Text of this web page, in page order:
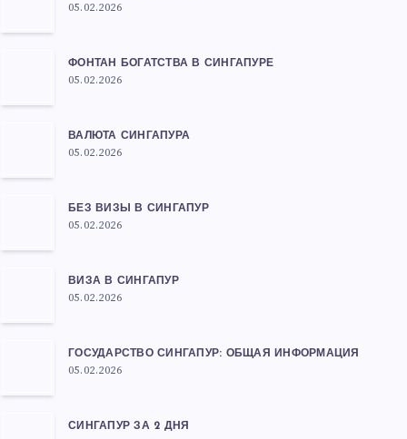
05.02.2026
ФОНТАН БОГАТСТВА В СИНГАПУРЕ
05.02.2026
ВАЛЮТА СИНГАПУРА
05.02.2026
БЕЗ ВИЗЫ В СИНГАПУР
05.02.2026
ВИЗА В СИНГАПУР
05.02.2026
ГОСУДАРСТВО СИНГАПУР: ОБЩАЯ ИНФОРМАЦИЯ
05.02.2026
СИНГАПУР ЗА 2 ДНЯ